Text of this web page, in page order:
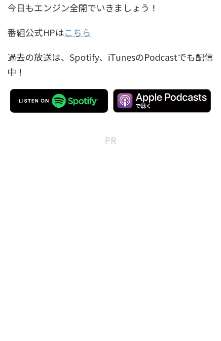
今日もエンジン全開でいきましょう！
番組公式HPはこちら
過去の放送は、Spotify、iTunesのPodcastでも配信
中！
PR